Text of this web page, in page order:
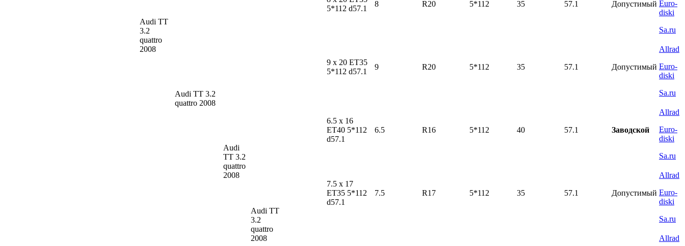
Audi TT
3.2
quattro
2008
Audi TT 3.2
quattro 2008
Audi
TT 3.2
quattro
2008
Audi TT
3.2
quattro
2008
5*112 d57.1
8 R20 5*112 35 57.1 Допустимый Euro-
diski
Sa.ru
9 x 20 ET35
5*112 d57.1
9 R20 5*112 35 57.1 Допустимый
Allrad
Euro-
diski
Sa.ru
6.5 x 16
ET40 5*112
d57.1
6.5 R16 5*112 40 57.1 Заводской
Allrad
Euro-
diski
Sa.ru
7.5 x 17
ET35 5*112
d57.1
7.5 R17 5*112 35 57.1 Допустимый
Allrad
Euro-
diski
Sa.ru
Allrad